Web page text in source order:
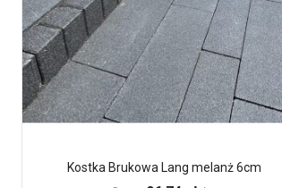
Kostka Brukowa Lang melanż 6cm